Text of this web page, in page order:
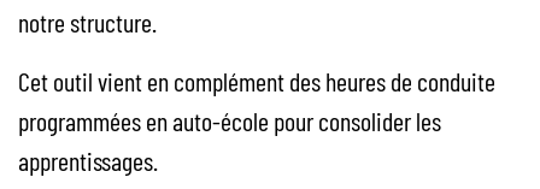
notre structure.
Cet outil vient en complément des heures de conduite
programmées en auto-école pour consolider les
apprentissages.